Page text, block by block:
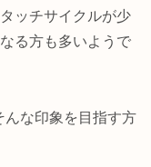
ッチサイクルが少
る方も多いようで
な印象を目指す方